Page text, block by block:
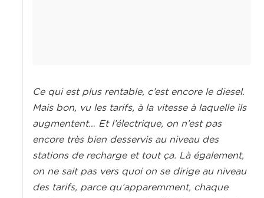
Ce qui est plus rentable, c’est encore le diesel.
Mais bon, vu les tarifs, à la vitesse à laquelle ils
augmentent… Et l’électrique, on n’est pas
encore très bien desservis au niveau des
stations de recharge et tout ça. Là également,
on ne sait pas vers quoi on se dirige au niveau
des tarifs, parce qu’apparemment, chaque